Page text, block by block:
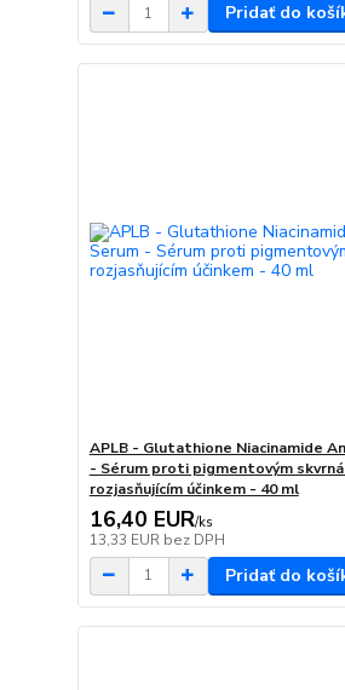
Pridať do
APLB - Glutathione Niacinamide
- Sérum proti pigmentovým
rozjasňujícím účinkem - 40 ml
16,40 EUR/ks
13,33 EUR bez DPH
Pridať do